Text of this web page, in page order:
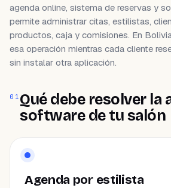
agenda online, sistema de reservas y
permite administrar citas, estilistas,
productos, caja y comisiones. En
esa operación mientras cada cliente
sin instalar otra aplicación.
01 Qué debe resolver la
software de tu salón
Agenda por estilista